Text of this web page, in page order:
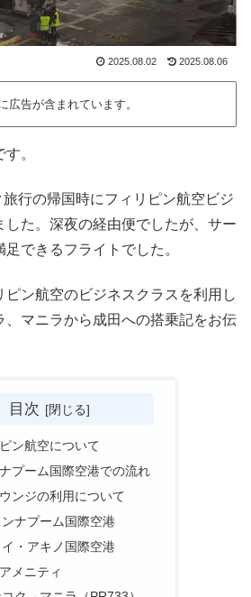
2025.08.02 2025.08.06
広告が含まれています。
。
行の帰国時にフィリピン航空ビジ
した。深夜の経由便でしたが、サー
できるフライトでした。
ピン航空のビジネスクラスを利用し
、マニラから成田への搭乗記をお伝
目次
ン航空について
プーム国際空港での流れ
ンジの利用について
ンナプーム国際空港
・アキノ国際空港
メニティ